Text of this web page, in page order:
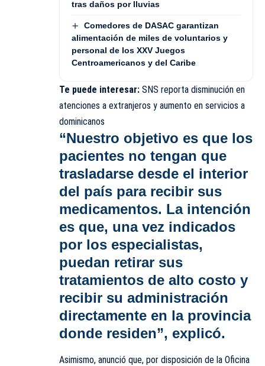
tras daños por lluvias
Comedores de DASAC garantizan
alimentación de miles de voluntarios y
personal de los XXV Juegos
Centroamericanos y del Caribe
Te puede interesar: SNS reporta disminución en
atenciones a extranjeros y aumento en servicios a
dominicanos
“Nuestro objetivo es que los
pacientes no tengan que
trasladarse desde el interior
del país para recibir sus
medicamentos. La intención
es que, una vez indicados
por los especialistas,
puedan retirar sus
tratamientos de alto costo y
recibir su administración
directamente en la provincia
donde residen”, explicó.
Asimismo, anunció que, por disposición de la Oficina